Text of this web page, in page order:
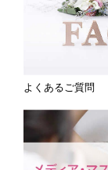
よくあるご質問